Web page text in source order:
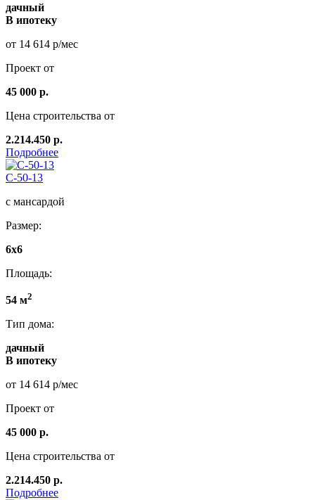
дачный
В ипотеку
от 14 614 р/мес
Проект от
45 000 р.
Цена строительства от
2.214.450 р.
Подробнее
C-50-13
с мансардой
Размер:
6х6
Площадь:
54 м2
Тип дома:
дачный
В ипотеку
от 14 614 р/мес
Проект от
45 000 р.
Цена строительства от
2.214.450 р.
Подробнее